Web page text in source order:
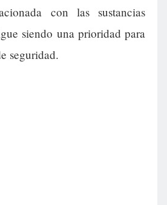
con las sustancias
siendo una prioridad para
seguridad.